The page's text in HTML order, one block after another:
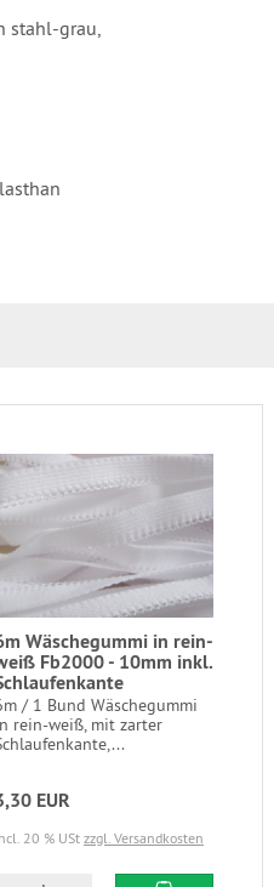
stahl-grau,
Wäschegummi in rein-
Fb2000 - 10mm inkl.
/ 1 Bund Wäschegummi
rein-weiß, mit zarter
EUR
20 % USt zzgl. Versandkosten